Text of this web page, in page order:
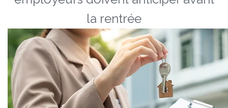
la rentrée